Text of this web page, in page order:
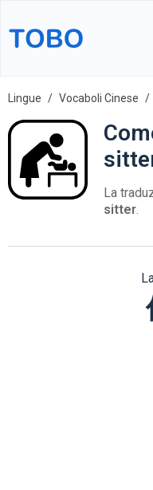
Lingue Vocaboli Cinese
La
sitter.